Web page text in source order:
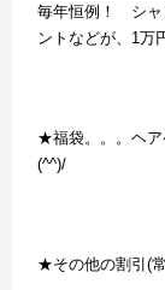
毎年恒例！ シャ
ントなどが、1万
★福袋。。。ヘア
(^^)/
★その他の割引(